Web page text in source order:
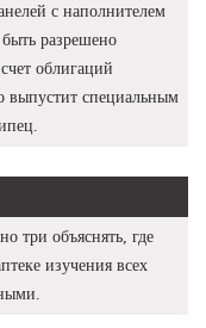
с наполнителем
разрешено
облигаций
выпустит специальным
три объяснять, где
изучения всех